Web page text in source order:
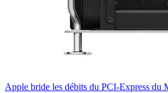
Apple bride les débits du PCI-Express du